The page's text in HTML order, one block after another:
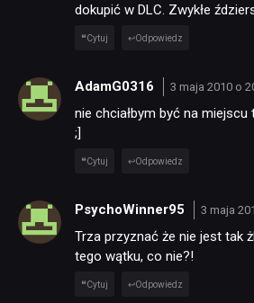
dokupić w DLC. Zwykłe
Cytuj Odpowiedz
AdamG0316 3 maja 2010 o
nie chciałbym być na
;]
Cytuj Odpowiedz
PsychoWinner95 3 maja
Trza przyznać że nie jest tak
tego wątku, co nie?!
Cytuj Odpowiedz